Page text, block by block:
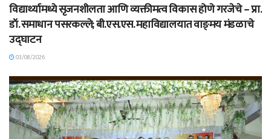
विद्यार्थ्यामध्ये सृजनशीलता आणि व्यक्तीमत्व विकास होणे गरजेचे – प्रा.
डॉ. समाधान पसरकल्ले; बी.एस.एस. महाविद्यालयात वाङ्‌मय मंडळाचे
उद्घाटन
03/08/2026